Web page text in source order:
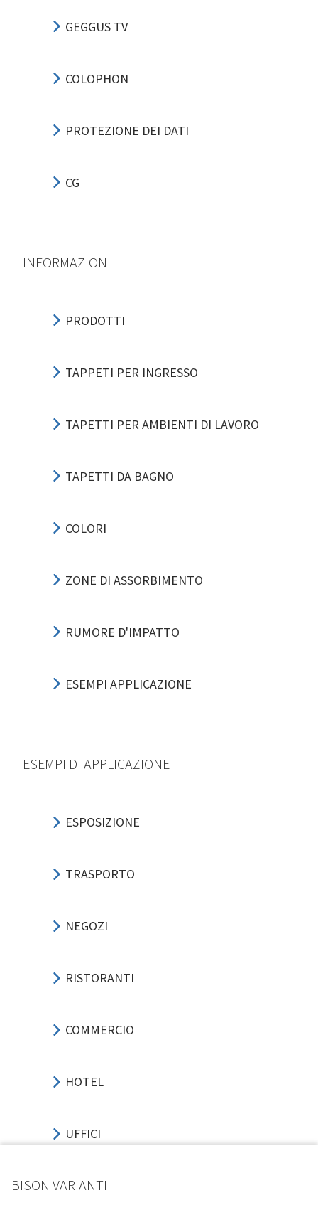
BISON VARIANTI
GEGGUS TV
COLOPHON
PROTEZIONE DEI DATI
CG
INFORMAZIONI
PRODOTTI
TAPPETI PER INGRESSO
TAPETTI PER AMBIENTI DI LAVORO
TAPETTI DA BAGNO
COLORI
ZONE DI ASSORBIMENTO
RUMORE D'IMPATTO
ESEMPI APPLICAZIONE
ESEMPI DI APPLICAZIONE
ESPOSIZIONE
TRASPORTO
NEGOZI
RISTORANTI
COMMERCIO
HOTEL
UFFICI
SPORT-EVENTI